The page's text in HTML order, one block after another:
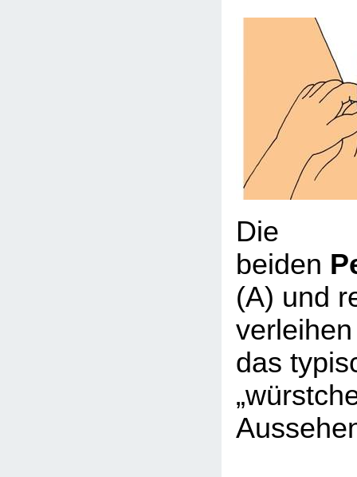
Die
beiden
(A) und
das